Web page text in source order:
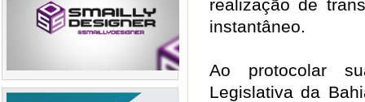
realização de
instantâneo.
Ao protocolar
Legislativa da